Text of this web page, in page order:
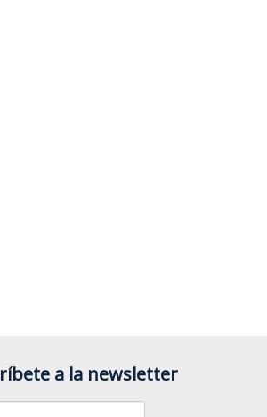
a la newsletter